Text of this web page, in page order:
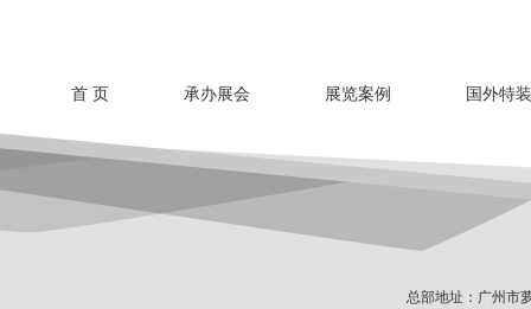
首 页 承办展会 展览案例 国外特
总部地址：广州市